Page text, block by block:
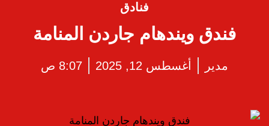
فنادق
فندق ويندهام جاردن المنامة
مدير أغسطس 12, 2025 8:07 ص